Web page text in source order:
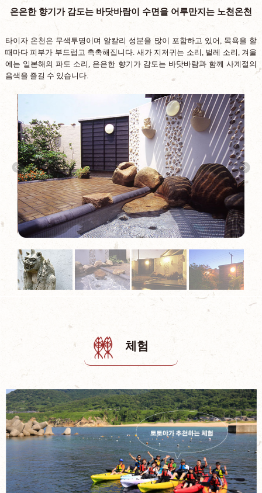
은은한 향기가 감도는 바닷바람이 수면을 어루만지는 노천온천
타이자 온천은 무색투명이며 알칼리 성분을 많이 포함하고 있어, 목욕을 할
때마다 피부가 부드럽고 촉촉해집니다. 새가 지저귀는 소리, 벌레 소리, 겨울
에는 일본해의 파도 소리, 은은한 향기가 감도는 바닷바람과 함께 사계절의
음색을 즐길 수 있습니다.
체험